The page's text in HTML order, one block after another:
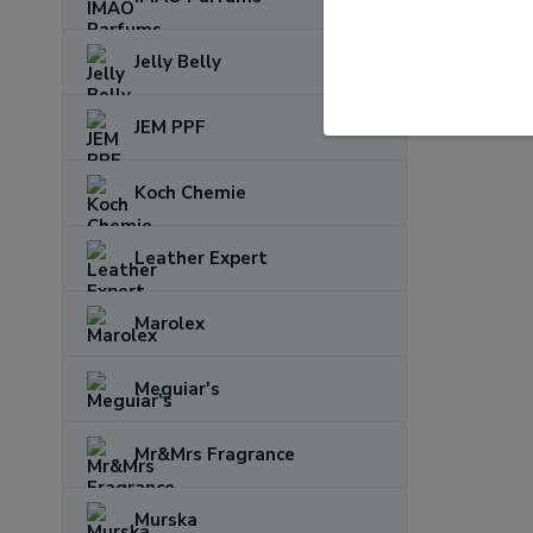
Jelly Belly
JEM PPF
Koch Chemie
Leather Expert
Marolex
Meguiar's
Mr&Mrs Fragrance
Murska